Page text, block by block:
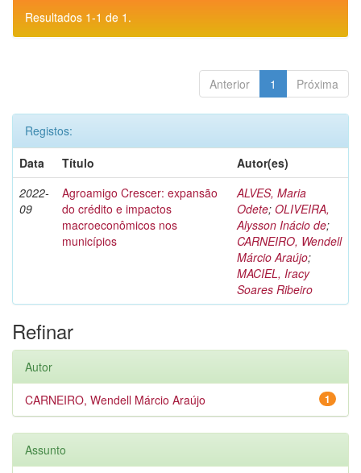
Resultados 1-1 de 1.
Anterior 1 Próxima
Registos:
Data
Título
Autor(es)
2022-
09
Agroamigo Crescer: expansão
do crédito e impactos
macroeconômicos nos
municípios
ALVES, Maria
Odete; OLIVEIRA,
Alysson Inácio de;
CARNEIRO, Wendell
Márcio Araújo;
MACIEL, Iracy
Soares Ribeiro
Refinar
Autor
1
CARNEIRO, Wendell Márcio Araújo
Assunto